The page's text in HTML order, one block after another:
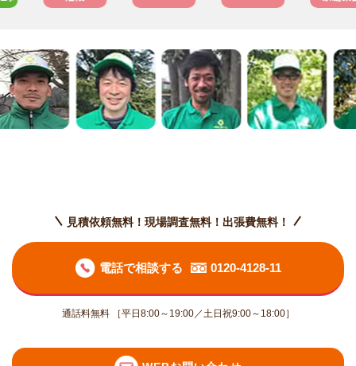
見積依頼無料！現場調査無料！出張費無料！
電話で相談する 0120-4128-11
通話料無料 ［平日8:00～19:00／土日祝9:00～18:00］